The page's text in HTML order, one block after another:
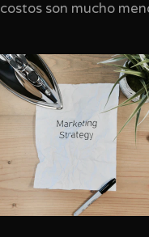
son mucho